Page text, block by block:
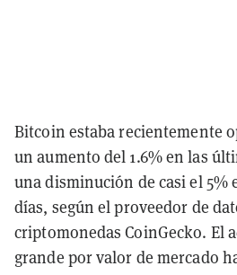
Bitcoin estaba recientemente
un aumento del 1.6% en las
una disminución de casi el 5%
días, según el proveedor de
criptomonedas CoinGecko. El
grande por valor de mercado